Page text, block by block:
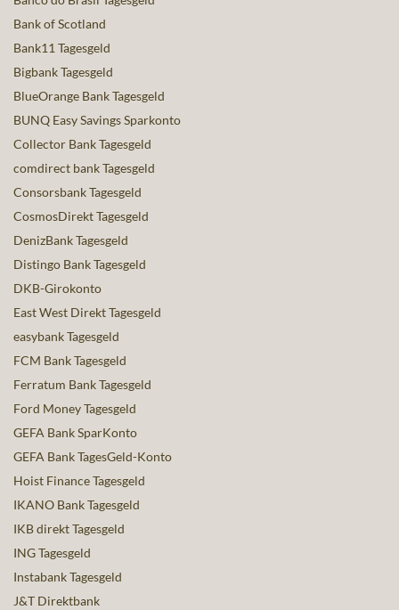
Bank of Scotland
Bank11 Tagesgeld
Bigbank Tagesgeld
BlueOrange Bank Tagesgeld
BUNQ Easy Savings Sparkonto
Collector Bank Tagesgeld
comdirect bank Tagesgeld
Consorsbank Tagesgeld
CosmosDirekt Tagesgeld
DenizBank Tagesgeld
Distingo Bank Tagesgeld
DKB-Girokonto
East West Direkt Tagesgeld
easybank Tagesgeld
FCM Bank Tagesgeld
Ferratum Bank Tagesgeld
Ford Money Tagesgeld
GEFA Bank SparKonto
GEFA Bank TagesGeld-Konto
Hoist Finance Tagesgeld
IKANO Bank Tagesgeld
IKB direkt Tagesgeld
ING Tagesgeld
Instabank Tagesgeld
J&T Direktbank